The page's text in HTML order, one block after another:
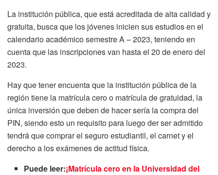
La institución pública, que está acreditada de alta calidad y
gratuita, busca que los jóvenes inicien sus estudios en el
calendario académico semestre A – 2023, teniendo en
cuenta que las inscripciones van hasta el 20 de enero del
2023.
Hay que tener encuenta que la institución pública de la
región tiene la matrícula cero o matrícula de gratuidad, la
única inversión que deben de hacer sería la compra del
PIN, siendo esto un requisito para luego der ser admitido
tendrá que comprar el seguro estudiantil, el carnet y el
derecho a los exámenes de actitud física.
Puede leer:¡Matrícula cero en la Universidad del